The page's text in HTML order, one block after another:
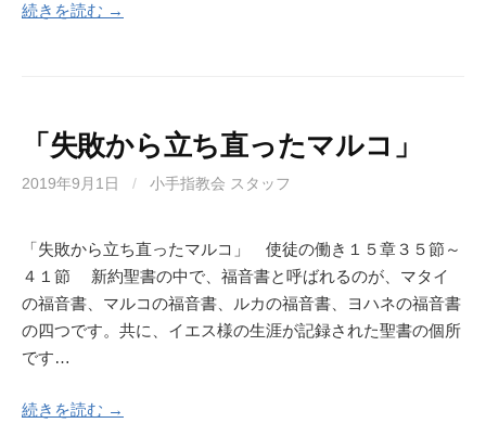
続きを読む →
「失敗から立ち直ったマルコ」
2019年9月1日 / 小手指教会 スタッフ
「失敗から立ち直ったマルコ」 使徒の働き１５章３５節～
４１節 新約聖書の中で、福音書と呼ばれるのが、マタイ
の福音書、マルコの福音書、ルカの福音書、ヨハネの福音書
の四つです。共に、イエス様の生涯が記録された聖書の個所
です…
続きを読む →